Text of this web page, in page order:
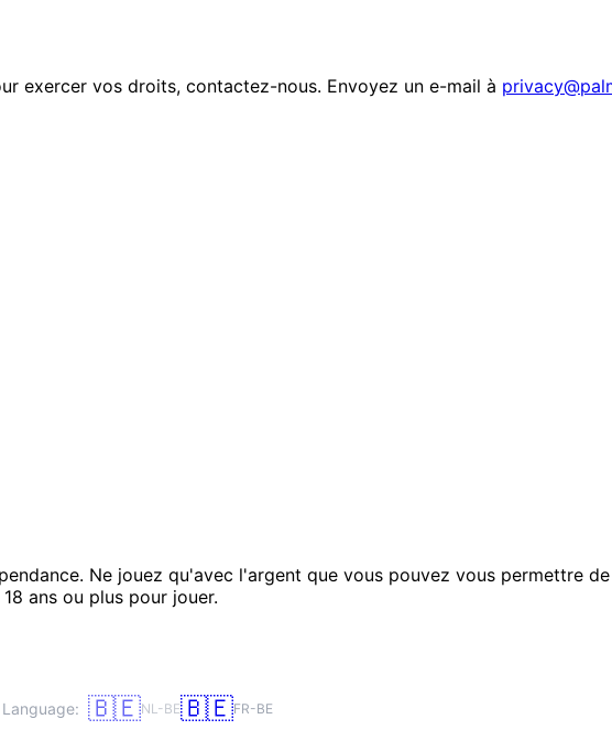
exercer vos droits, contactez-nous. Envoyez un e-mail à
Ne jouez qu'avec l'argent que vous pouvez vous permettre
ans ou plus pour jouer.
Language: 🇧🇪NL-BE🇧🇪FR-BE